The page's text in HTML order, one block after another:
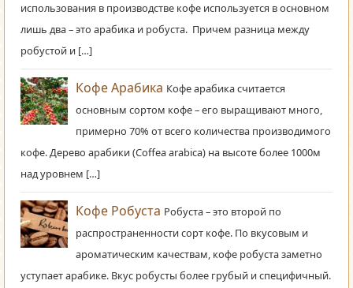
использования в производстве кофе используется в основном
лишь два – это арабика и робуста. Причем разница между
робустой и […]
Кофе Арабика Кофе арабика считается
основным сортом кофе – его выращивают много,
примерно 70% от всего количества производимого
кофе. Дерево арабики (Coffea arabica) на высоте более 1000м
над уровнем […]
Кофе Робуста Робуста – это второй по
распространенности сорт кофе. По вкусовым и
ароматическим качествам, кофе робуста заметно
уступает арабике. Вкус робусты более грубый и специфичный.